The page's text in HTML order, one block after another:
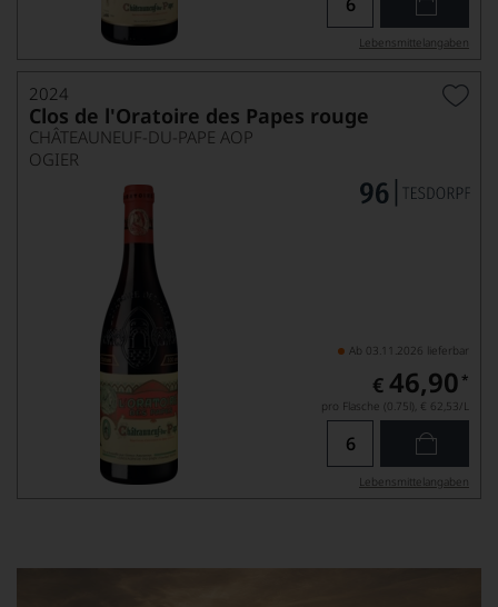
Lebensmittel­angaben
2024
Clos de l'Oratoire des Papes rouge
CHÂTEAUNEUF-DU-PAPE AOP
OGIER
Ab 03.11.2026 lieferbar
€ 46,90 *
pro Flasche (0.75l), € 62,53/L
Lebensmittel­angaben